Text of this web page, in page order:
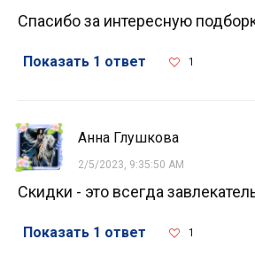
Спасибо за интересную
Показать 1 ответ 1
Анна Глушкова
2/5/2023, 9:35:50 AM
Скидки - это всегда
Показать 1 ответ 1